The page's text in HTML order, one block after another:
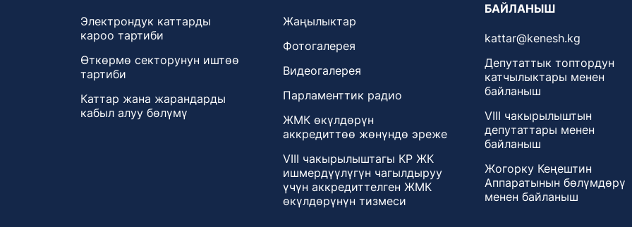
Электрондук каттарды
кароо тартиби
Өткөрмө секторунун иштөө
тартиби
Каттар жана жарандарды
кабыл алуу бөлүмү
Жаңылыктар
Фотогалерея
Видеогалерея
Парламенттик радио
ЖМК өкүлдөрүн
аккредиттөө жөнүндө эреже
VIII чакырылыштагы КР ЖК
ишмердүүлүгүн чагылдыруу
үчүн аккредиттелген ЖМК
өкүлдөрүнүн тизмеси
БАЙЛАНЫШ
kattar@kenesh.kg
Депутаттык топтордун
катчылыктары менен
байланыш
VIII чакырылыштын
депутаттары менен
байланыш
Жогорку Кеңештин
Аппаратынын бөлүмдөрү
менен байланыш